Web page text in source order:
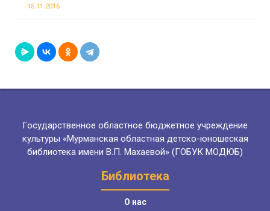
15.11.2016
Государственное областное бюджетное учреждение
культуры «Мурманская областная детско-юношеская
библиотека имени В.П. Махаевой» (ГОБУК МОДЮБ)
Библиотека
О нас